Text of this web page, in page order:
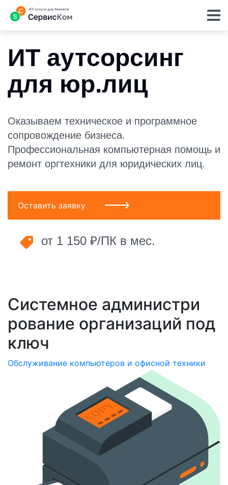
ИТ аутсорсинг
для юр.лиц
Оказываем техническое и программное
сопровождение бизнеса.
Профессиональная компьютерная помощь и
ремонт оргтехники для юридических лиц.
Оставить заявку
от 1 150 ₽/ПК в мес.
Системное администри­
рование организаций под
ключ
Обслуживание компьютеров и офисной техники